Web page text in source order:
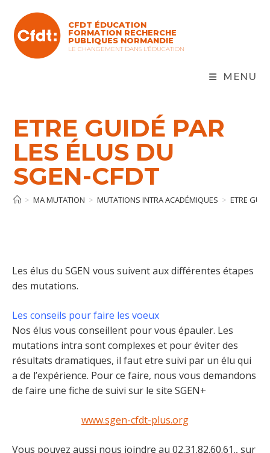
content
CFDT ÉDUCATION
FORMATION RECHERCHE
PUBLIQUES NORMANDIE
LE CHANGEMENT DANS L'ÉDUCATION
MENU
ETRE GUIDÉ PAR
LES ÉLUS DU
SGEN-CFDT
> MA MUTATION > MUTATIONS INTRA ACADÉMIQUES > ETRE
Les élus du SGEN vous suivent aux différentes étapes
des mutations.
Les conseils pour faire les voeux
Nos élus vous conseillent pour vous épauler. Les
mutations intra sont complexes et pour éviter des
résultats dramatiques, il faut etre suivi par un élu qui
a de l’expérience. Pour ce faire, nous vous demandons
de faire une fiche de suivi sur le site SGEN+
www.sgen-cfdt-plus.org
Vous pouvez aussi nous joindre au 02.31.82.60.61., sur